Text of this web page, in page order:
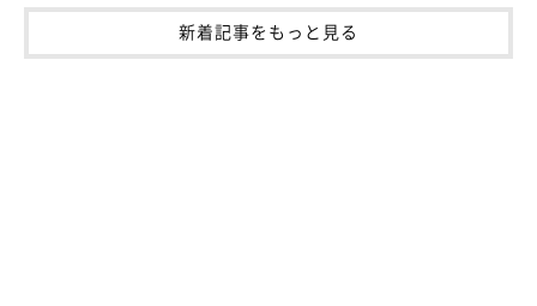
ン・ハスキー）と、子猫のレンちゃん。レンちゃんはユキちゃんの
体の上に乗って、まったりとくつろいじゃっています。2匹の微笑
参照／Twitter（@b09a2032c）
新着記事をもっと見る